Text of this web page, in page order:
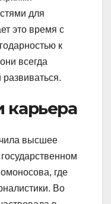
для
это время с
к
всегда
карьера
высшее
где
Во